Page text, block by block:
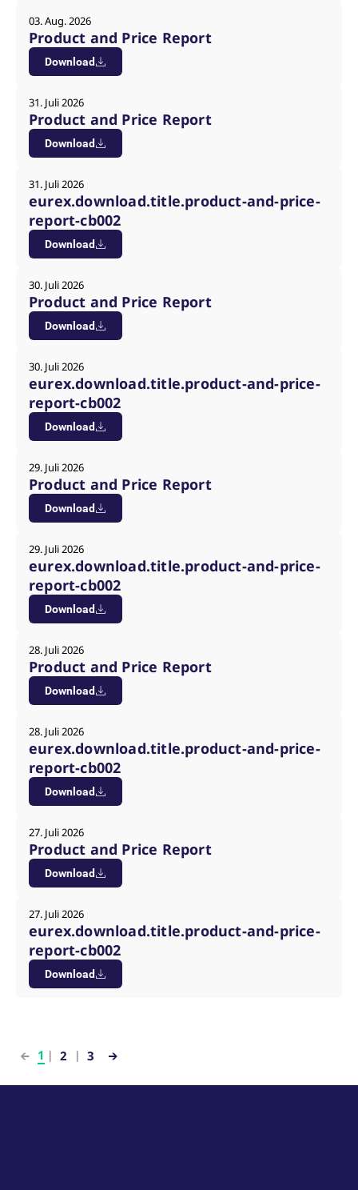
03. Aug. 2026
Product and Price Report
Download
31. Juli 2026
Product and Price Report
Download
31. Juli 2026
eurex.download.title.product-and-price-
report-cb002
Download
30. Juli 2026
Product and Price Report
Download
30. Juli 2026
eurex.download.title.product-and-price-
report-cb002
Download
29. Juli 2026
Product and Price Report
Download
29. Juli 2026
eurex.download.title.product-and-price-
report-cb002
Download
28. Juli 2026
Product and Price Report
Download
28. Juli 2026
eurex.download.title.product-and-price-
report-cb002
Download
27. Juli 2026
Product and Price Report
Download
27. Juli 2026
eurex.download.title.product-and-price-
report-cb002
Download
1 2 3